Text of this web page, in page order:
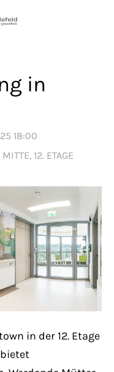
in
18:00
12. ETAGE
in der 12. Etage